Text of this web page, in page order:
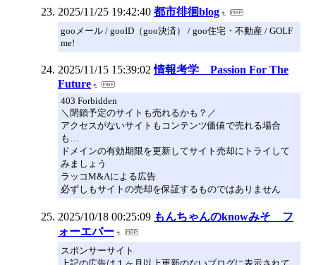
2025/11/25 19:42:40 都市徘徊blog
gooメール / gooID（goo決済） / goo住宅・不動産 / GOLF
me!
2025/11/15 15:39:02 情報考学 Passion For The
Future
403 Forbidden
＼閉鎖予定のサイトも売れるかも？／
アクセスがないサイトもコンテンツ価値で売れる場合
も…
ドメインの有効期限を更新してサイト売却にトライして
みましょう
ラッコM&Aによる広告
必ずしもサイトの売却を保証するものではありません
2025/10/18 00:25:09 もんちゃんのknowみそ フ
ォーエバー
スポンサーサイト